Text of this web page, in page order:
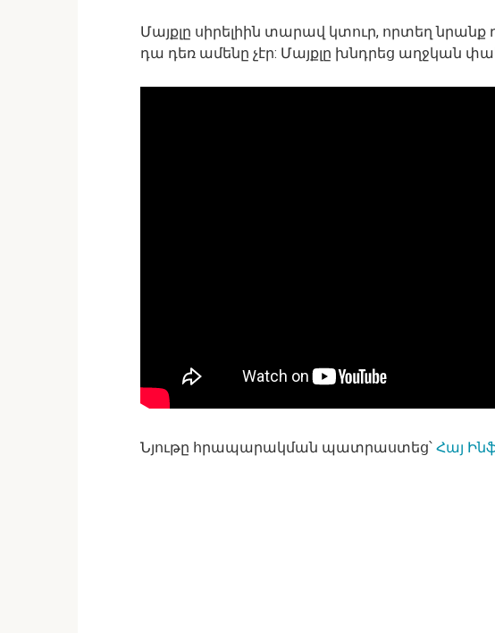
Մայքլը սիրելիին տարավ կտուր, որտեղ
դա դեռ ամենը չէր: Մայքլը խնդրեց աղջկան
Նյութը հրապարակման պատրաստեց՝ Հայ